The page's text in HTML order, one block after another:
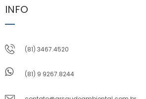
INFO
(81) 3467.4520
(81) 9 9267.8244